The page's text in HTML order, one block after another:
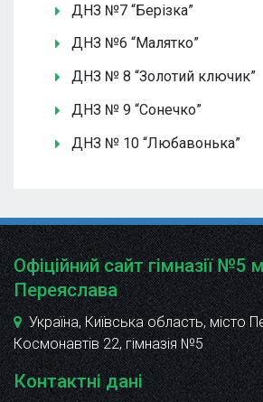
ДНЗ №7 “Берізка”
ДНЗ №6 “Малятко”
ДНЗ № 8 “Золотий ключик”
ДНЗ № 9 “Сонечко”
ДНЗ № 10 “Любавонька”
Офіційний сайт гімназії №5
Переяслава
Україна, Київська область, місто
Космонавтів 22, гімназія №5
Контактні дані